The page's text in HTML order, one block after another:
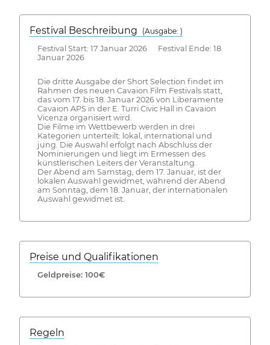
Festival Beschreibung
(Ausgabe: )
Festival Start: 17 Januar 2026 Festival Ende: 18
Januar 2026
Die dritte Ausgabe der Short Selection findet im
Rahmen des neuen Cavaion Film Festivals statt,
das vom 17. bis 18. Januar 2026 von Liberamente
Cavaion APS in der E. Turri Civic Hall in Cavaion
Vicenza organisiert wird.
Die Filme im Wettbewerb werden in drei
Kategorien unterteilt: lokal, international und
jung. Die Auswahl erfolgt nach Abschluss der
Nominierungen und liegt im Ermessen des
künstlerischen Leiters der Veranstaltung.
Der Abend am Samstag, dem 17. Januar, ist der
lokalen Auswahl gewidmet, während der Abend
am Sonntag, dem 18. Januar, der internationalen
Auswahl gewidmet ist.
Preise und Qualifikationen
Geldpreise: 100€
Regeln